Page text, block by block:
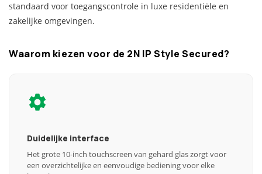
standaard voor toegangscontrole in luxe residentiële en
zakelijke omgevingen.
Waarom kiezen voor de 2N IP Style Secured?
Duidelijke interface
Het grote 10-inch touchscreen van gehard glas zorgt voor
een overzichtelijke en eenvoudige bediening voor elke